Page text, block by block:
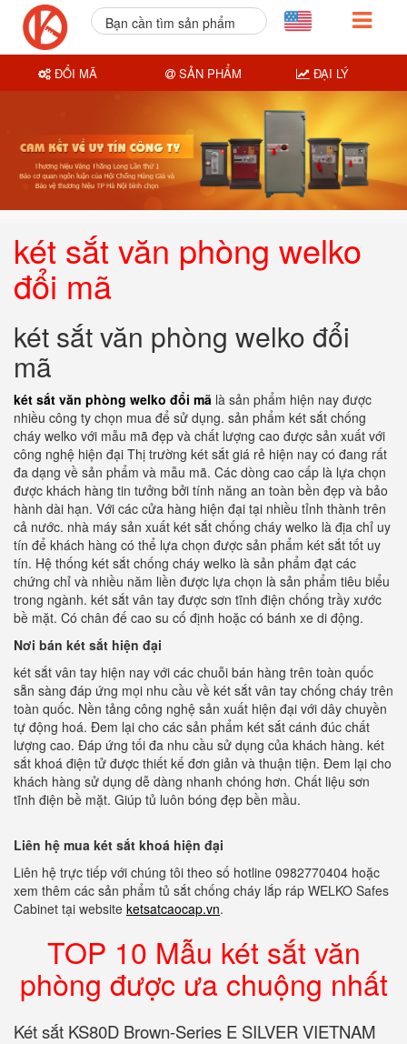
két sắt văn phòng welko
đổi mã
két sắt văn phòng welko đổi
mã
két sắt văn phòng welko đổi mã là sản phẩm hiện nay được
nhiều công ty chọn mua để sử dụng. sản phẩm két sắt chống
cháy welko với mẫu mã đẹp và chất lượng cao được sản xuất với
công nghệ hiện đại Thị trường két sắt giá rẻ hiện nay có đang rất
đa dạng về sản phẩm và mẫu mã. Các dòng cao cấp là lựa chọn
được khách hàng tin tưởng bởi tính năng an toàn bền đẹp và bảo
hành dài hạn. Với các cửa hàng hiện đại tại nhiều tỉnh thành trên
cả nước. nhà máy sản xuất két sắt chống cháy welko là địa chỉ uy
tín để khách hàng có thể lựa chọn được sản phẩm két sắt tốt uy
tín. Hệ thống két sắt chống cháy welko là sản phẩm đạt các
chứng chỉ và nhiều năm liền được lựa chọn là sản phẩm tiêu biểu
trong ngành. két sắt vân tay được sơn tĩnh điện chống trầy xước
bề mặt. Có chân đế cao su cố định hoặc có bánh xe di động.
Nơi bán két sắt hiện đại
két sắt vân tay hiện nay với các chuỗi bán hàng trên toàn quốc
sẵn sàng đáp ứng mọi nhu cầu về két sắt vân tay chống cháy trên
toàn quốc. Nền tảng công nghệ sản xuất hiện đại với dây chuyền
tự động hoá. Đem lại cho các sản phẩm két sắt cánh đúc chất
lượng cao. Đáp ứng tối đa nhu cầu sử dụng của khách hàng. két
sắt khoá điện tử được thiết kế đơn giản và thuận tiện. Đem lại cho
khách hàng sử dụng dễ dàng nhanh chóng hơn. Chất liệu sơn
tĩnh điện bề mặt. Giúp tủ luôn bóng đẹp bền mầu.
Liên hệ mua két sắt khoá hiện đại
Liên hệ trực tiếp với chúng tôi theo số hotline 0982770404 hoặc
xem thêm các sản phẩm tủ sắt chống cháy lắp ráp WELKO Safes
Cabinet tại website ketsatcaocap.vn.
TOP 10 Mẫu két sắt văn
phòng được ưa chuộng nhất
Két sắt KS80D Brown-Series E SILVER VIETNAM
Bạn cần tìm sản phẩm
ĐỔI MÃ SẢN PHẨM ĐẠI LÝ